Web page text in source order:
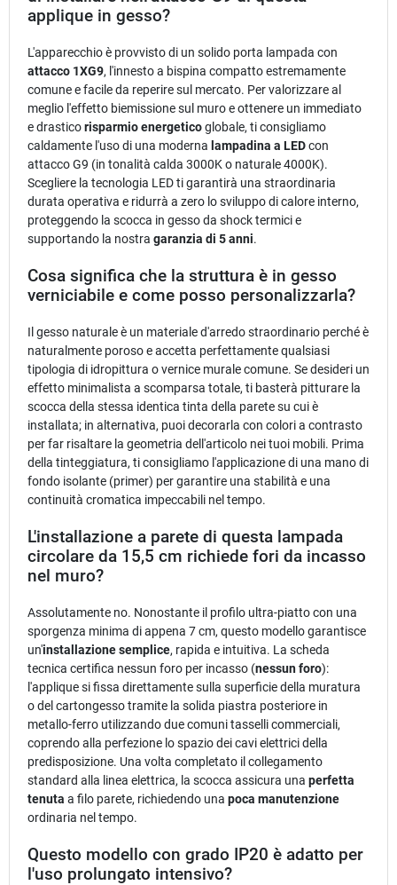
applique in gesso?
L'apparecchio è provvisto di un solido porta lampada con
attacco 1XG9, l'innesto a bispina compatto estremamente
comune e facile da reperire sul mercato. Per valorizzare al
meglio l'effetto biemissione sul muro e ottenere un immediato
e drasticorisparmio energeticoglobale, ti consigliamo
caldamente l'uso di una moderna lampadina a LEDcon
attacco G9 (in tonalità calda 3000K o naturale 4000K).
Scegliere la tecnologia LED ti garantirà una straordinaria
durata operativa e ridurrà a zero lo sviluppo di calore interno,
proteggendo la scocca in gesso da shock termici e
supportando la nostra garanzia di 5 anni.
Cosa significa che la struttura è in gesso
verniciabile e come posso personalizzarla?
Il gesso naturale è un materiale d'arredo straordinario perché è
naturalmente poroso e accetta perfettamente qualsiasi
tipologia di idropittura o vernice murale comune. Se desideri un
effetto minimalista a scomparsa totale, ti basterà pitturare la
scocca della stessa identica tinta della parete su cui è
installata; in alternativa, puoi decorarla con colori a contrasto
per far risaltare la geometria dell'articolo nei tuoi mobili. Prima
della tinteggiatura, ti consigliamo l'applicazione di una mano di
fondo isolante (primer) per garantire una stabilità e una
continuità cromatica impeccabili nel tempo.
L'installazione a parete di questa lampada
circolare da 15,5 cm richiede fori da incasso
nel muro?
Assolutamente no. Nonostante il profilo ultra-piatto con una
sporgenza minima di appena 7 cm, questo modello garantisce
un'installazione semplice, rapida e intuitiva. La scheda
tecnica certifica nessun foro per incasso (nessun foro):
l'applique si fissa direttamente sulla superficie della muratura
o del cartongesso tramite la solida piastra posteriore in
metallo-ferro utilizzando due comuni tasselli commerciali,
coprendo alla perfezione lo spazio dei cavi elettrici della
predisposizione. Una volta completato il collegamento
standard alla linea elettrica, la scocca assicura una perfetta
tenuta a filo parete, richiedendo una poca manutenzione
ordinaria nel tempo.
Questo modello con grado IP20 è adatto per
l'uso prolungato intensivo?